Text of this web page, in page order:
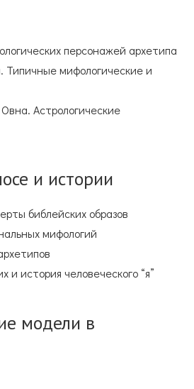
персонажей архетипа
Типичные мифологические и
Астрологические
и истории
библейских образов
мифологий
история человеческого “я”
модели в